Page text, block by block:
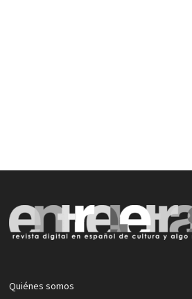
Quiénes somos